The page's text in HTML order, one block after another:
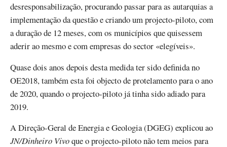
desresponsabilização, procurando passar para as autarquias a
implementação da questão e criando um projecto-piloto, com
a duração de 12 meses, com os municípios que quisessem
aderir ao mesmo e com empresas do sector «elegíveis».
Quase dois anos depois desta medida ter sido definida no
OE2018, também esta foi objecto de protelamento para o ano
de 2020, quando o projecto-piloto já tinha sido adiado para
2019.
A Direção-Geral de Energia e Geologia (DGEG) explicou ao
JN/Dinheiro Vivoque o projecto-piloto não tem meios para